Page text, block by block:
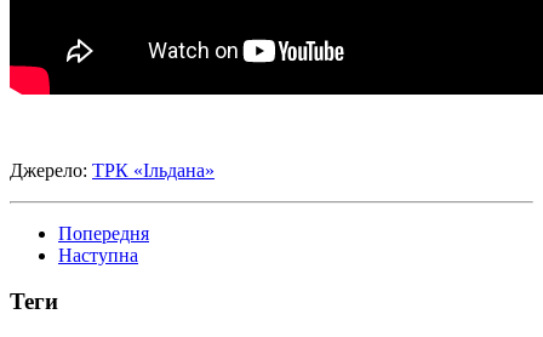
Джерело: ТРК «Ільдана»
Попередня
Наступна
Теги